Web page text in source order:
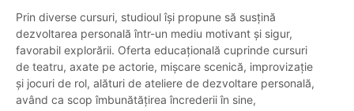
Prin diverse cursuri, studioul își propune să susțină
dezvoltarea personală într-un mediu motivant și sigur,
favorabil explorării. Oferta educațională cuprinde cursuri
de teatru, axate pe actorie, mișcare scenică, improvizație
și jocuri de rol, alături de ateliere de dezvoltare personală,
având ca scop îmbunătățirea încrederii în sine,